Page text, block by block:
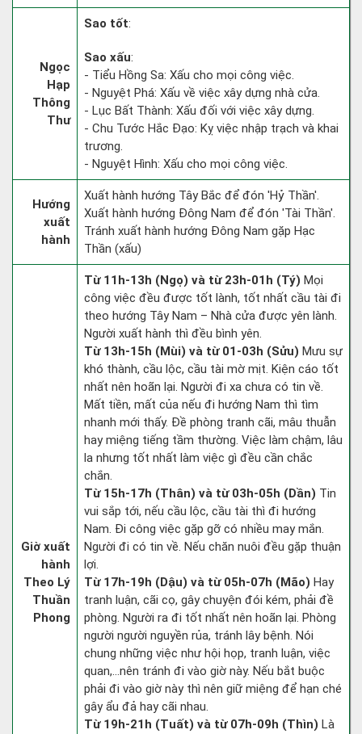
Ngọc
Hạp
Thông
Thư
Sao tốt:
Sao xấu:
- Tiểu Hồng Sa: Xấu cho mọi công việc.
- Nguyệt Phá: Xấu về việc xây dựng nhà cửa.
- Lục Bất Thành: Xấu đối với việc xây dựng.
- Chu Tước Hắc Đạo: Kỵ việc nhập trạch và khai
trương.
- Nguyệt Hình: Xấu cho mọi công việc.
Hướng
xuất
hành
Xuất hành hướng Tây Bắc để đón 'Hỷ Thần'.
Xuất hành hướng Đông Nam để đón 'Tài Thần'.
Tránh xuất hành hướng Đông Nam gặp Hạc
Thần (xấu)
Giờ xuất
hành
Theo Lý
Thuần
Phong
Từ 11h-13h (Ngọ) và từ 23h-01h (Tý) Mọi
công việc đều được tốt lành, tốt nhất cầu tài đi
theo hướng Tây Nam – Nhà cửa được yên lành.
Người xuất hành thì đều bình yên.
Từ 13h-15h (Mùi) và từ 01-03h (Sửu) Mưu sự
khó thành, cầu lộc, cầu tài mờ mịt. Kiện cáo tốt
nhất nên hoãn lại. Người đi xa chưa có tin về.
Mất tiền, mất của nếu đi hướng Nam thì tìm
nhanh mới thấy. Đề phòng tranh cãi, mâu thuẫn
hay miệng tiếng tầm thường. Việc làm chậm, lâu
la nhưng tốt nhất làm việc gì đều cần chắc
chắn.
Từ 15h-17h (Thân) và từ 03h-05h (Dần) Tin
vui sắp tới, nếu cầu lộc, cầu tài thì đi hướng
Nam. Đi công việc gặp gỡ có nhiều may mắn.
Người đi có tin về. Nếu chăn nuôi đều gặp thuận
lợi.
Từ 17h-19h (Dậu) và từ 05h-07h (Mão) Hay
tranh luận, cãi cọ, gây chuyện đói kém, phải đề
phòng. Người ra đi tốt nhất nên hoãn lại. Phòng
người người nguyền rủa, tránh lây bệnh. Nói
chung những việc như hội họp, tranh luận, việc
quan,…nên tránh đi vào giờ này. Nếu bắt buộc
phải đi vào giờ này thì nên giữ miệng để hạn ché
gây ẩu đả hay cãi nhau.
Từ 19h-21h (Tuất) và từ 07h-09h (Thìn) Là